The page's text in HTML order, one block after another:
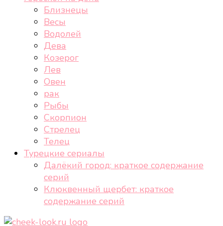
Близнецы
Весы
Водолей
Дева
Козерог
Лев
Овен
рак
Рыбы
Скорпион
Стрелец
Телец
Турецкие сериалы
Далёкий город: краткое содержание
серий
Клюквенный щербет: краткое
содержание серий